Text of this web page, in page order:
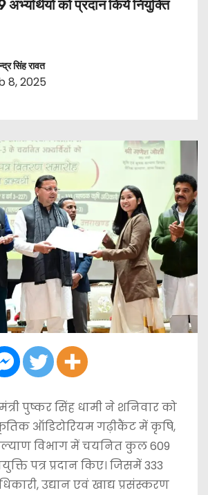
को प्रदान किये नियुक्ति
सिंह रावत
8, 2025
पुष्कर सिंह धामी ने शनिवार को
ऑडिटोरियम गढ़ीकैंट में कृषि,
विभाग में चयनित कुल 609
पत्र प्रदान किए। जिसमें 333
उद्यान एवं खाद्य प्रसंस्करण